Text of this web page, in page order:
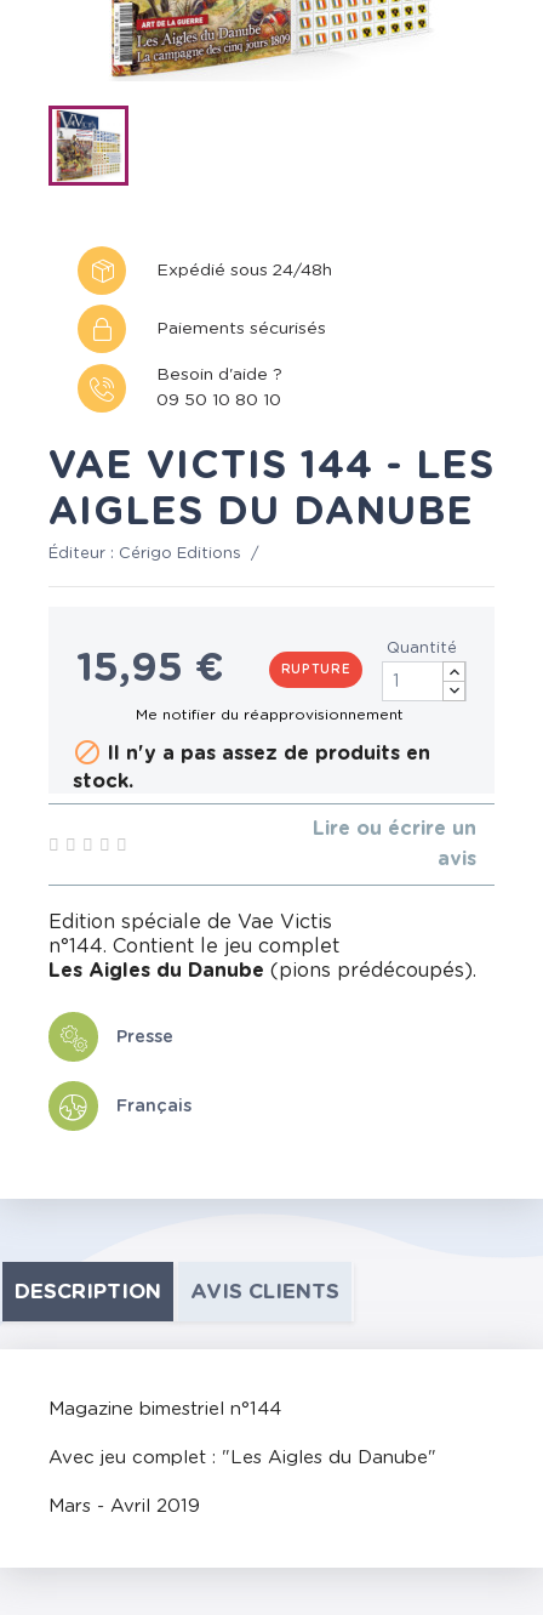
Expédié sous 24/48h
Paiements sécurisés
Besoin d'aide ?
09 50 10 80 10
VAE VICTIS 144 - LES
AIGLES DU DANUBE
Éditeur : Cérigo Editions /
15,95 € RUPTURE
Quantité
 Il n'y a pas assez de produits en
stock.
Lire ou écrire un
avis
Edition spéciale de Vae Victis
n°144. Contient le jeu complet
Les Aigles du Danube (pions prédécoupés).
Presse
Français
DESCRIPTION AVIS CLIENTS
Magazine bimestriel n°144
Avec jeu complet : "Les Aigles du Danube"
Mars - Avril 2019